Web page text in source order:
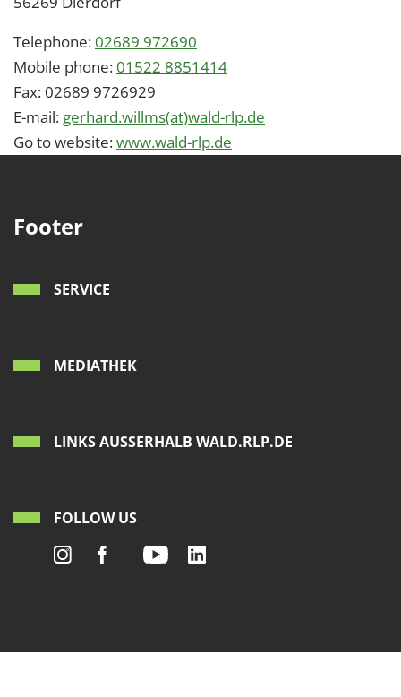
Telephone:02689 972690
Mobile phone:01522 8851414
Fax:02689 9726929
E-mail: gerhard.willms(at)wald-rlp.de
Go to website:www.wald-rlp.de
Footer
SERVICE
MEDIATHEK
LINKS AUSSERHALB WALD.RLP.DE
FOLLOW US